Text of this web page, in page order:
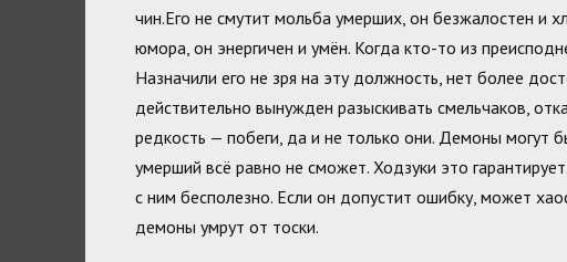
чин.Его не смутит мольба умерших, он безжалостен и
юмора, он энергичен и умён. Когда кто-то из
Назначили его не зря на эту должность, нет более
действительно вынужден разыскивать смельчаков,
редкость — побеги, да и не только они. Демоны могут
умерший всё равно не сможет. Ходзуки это
с ним бесполезно. Если он допустит ошибку, может
демоны умрут от тоски.